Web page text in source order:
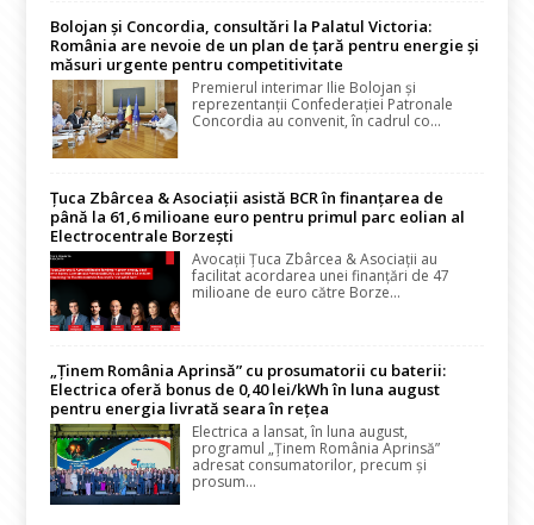
Bolojan și Concordia, consultări la Palatul Victoria:
România are nevoie de un plan de țară pentru energie și
măsuri urgente pentru competitivitate
Premierul interimar Ilie Bolojan și
reprezentanții Confederației Patronale
Concordia au convenit, în cadrul co...
Țuca Zbârcea & Asociații asistă BCR în finanțarea de
până la 61,6 milioane euro pentru primul parc eolian al
Electrocentrale Borzești
Avocații Țuca Zbârcea & Asociații au
facilitat acordarea unei finanțări de 47
milioane de euro către Borze...
„Ținem România Aprinsă” cu prosumatorii cu baterii:
Electrica oferă bonus de 0,40 lei/kWh în luna august
pentru energia livrată seara în rețea
Electrica a lansat, în luna august,
programul „Ținem România Aprinsă”
adresat consumatorilor, precum și
prosum...